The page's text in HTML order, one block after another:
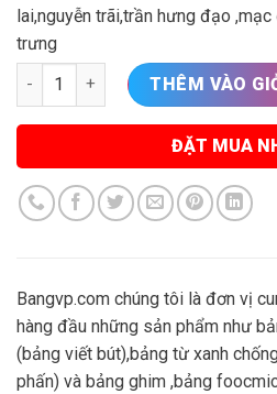
lai,nguyễn trãi,trần hưng đạo
trưng
Bảng từ trắng,bảng từTHÊM VÀO
ĐẶT MUA
Bangvp.com chúng tôi là đơn vị
hàng đầu những sản phẩm như
(bảng viết bút),bảng từ xanh
phấn) và bảng ghim ,bảng